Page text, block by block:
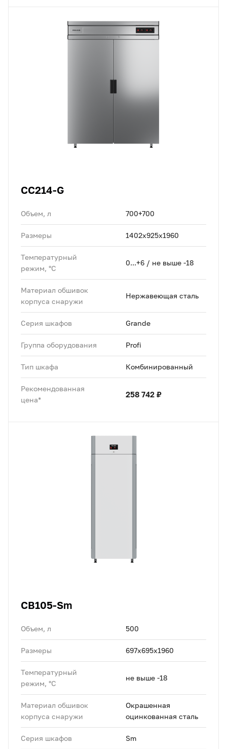
CC214-G
Объем, л 700+700
Размеры 1402x925x1960
Температурный
режим, °C
0...+6 / не выше -18
Материал обшивок
корпуса снаружи
Нержавеющая сталь
Серия шкафов Grande
Группа оборудования Profi
Тип шкафа Комбинированный
Рекомендованная
цена*
258 742 ₽
CB105-Sm
Объем, л 500
Размеры 697х695х1960
Температурный
режим, °C
не выше -18
Материал обшивок
корпуса снаружи
Окрашенная
оцинкованная сталь
Серия шкафов Sm